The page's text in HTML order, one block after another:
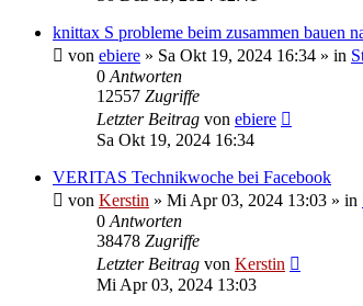
knittax S probleme beim zusammen bauen
von ebiere » Sa Okt 19, 2024 16:34 » in
0 Antworten
12557 Zugriffe
Letzter Beitrag von ebiere
Sa Okt 19, 2024 16:34
VERITAS Technikwoche bei Facebook
von Kerstin » Mi Apr 03, 2024 13:03 » in
0 Antworten
38478 Zugriffe
Letzter Beitrag von Kerstin
Mi Apr 03, 2024 13:03